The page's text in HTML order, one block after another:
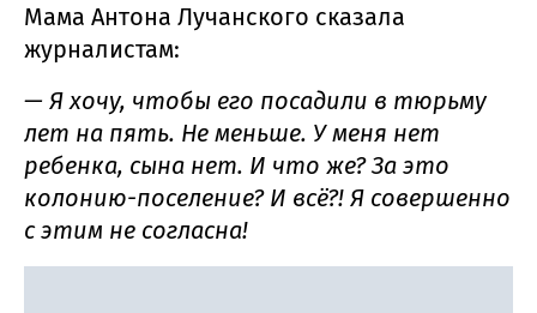
Мама Антона Лучанского сказала
журналистам:
— Я хочу, чтобы его посадили в тюрьму
лет на пять. Не меньше. У меня нет
ребенка, сына нет. И что же? За это
колонию-поселение? И всё?! Я совершенно
с этим не согласна!